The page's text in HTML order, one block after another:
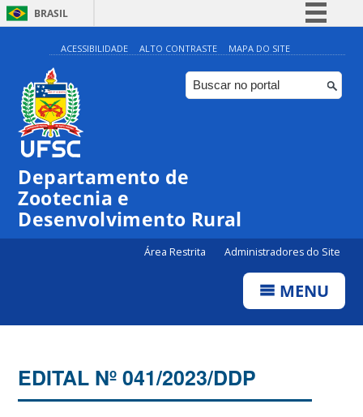
BRASIL
Simplifique!
Comunica BR
Participe
ACESSIBILIDADE ALTO CONTRASTE MAPA DO SITE
Departamento de
Zootecnia e
Desenvolvimento Rural
Área Restrita Administradores do Site
MENU
EDITAL Nº 041/2023/DDP